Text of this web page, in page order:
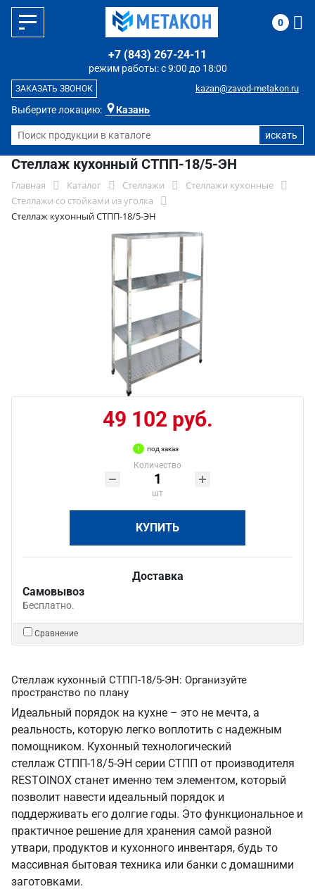
Выберите локацию: Казань
режим работы: с 9:00 до 18:00
+7 (843) 267-24-11
kazan@zavod-metakon.ru
ЗАКАЗАТЬ ЗВОНОК
0
Стеллаж кухонный СТПП-18/5-ЭН
Главная Каталог Стеллажи
Стеллажи кухонные
Стеллажи со стойками из уголка
Стеллаж кухонный СТПП-18/5-ЭН
49 102 руб.
под заказ
Количество
шт
КУПИТЬ
Доставка
Самовывоз
Бесплатно.
Сравнение
Стеллаж кухонный СТПП-18/5-ЭН: Организуйте
пространство по плану
Идеальный порядок на кухне – это не мечта, а
реальность, которую легко воплотить с надежным
помощником. Кухонный технологический
стеллаж СТПП-18/5-ЭН серии СТПП от производителя
RESTOINOX станет именно тем элементом, который
позволит навести идеальный порядок и
поддерживать его долгие годы. Это функциональное и
практичное решение для хранения самой разной
утвари, продуктов и кухонного инвентаря, будь то
массивная бытовая техника или банки с домашними
заготовками.